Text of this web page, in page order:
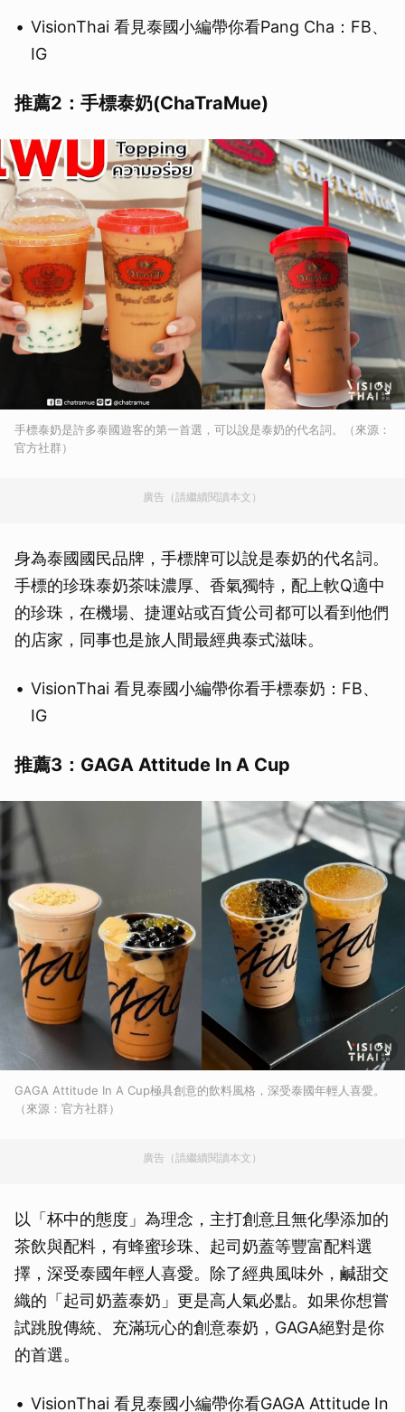
VisionThai 看見泰國小編帶你看Pang Cha：FB、
IG
推薦2：手標泰奶(ChaTraMue)
手標泰奶是許多泰國遊客的第一首選，可以說是泰奶的代名詞。（來源：
官方社群）
廣告（請繼續閱讀本文）
身為泰國國民品牌，手標牌可以說是泰奶的代名詞。
手標的珍珠泰奶茶味濃厚、香氣獨特，配上軟Q適中
的珍珠，在機場、捷運站或百貨公司都可以看到他們
的店家，同事也是旅人間最經典泰式滋味。
VisionThai 看見泰國小編帶你看手標泰奶：FB、
IG
推薦3：GAGA Attitude In A Cup
GAGA Attitude In A Cup極具創意的飲料風格，深受泰國年輕人喜愛。
（來源：官方社群）
廣告（請繼續閱讀本文）
以「杯中的態度」為理念，主打創意且無化學添加的
茶飲與配料，有蜂蜜珍珠、起司奶蓋等豐富配料選
擇，深受泰國年輕人喜愛。除了經典風味外，鹹甜交
織的「起司奶蓋泰奶」更是高人氣必點。如果你想嘗
試跳脫傳統、充滿玩心的創意泰奶，GAGA絕對是你
的首選。
VisionThai 看見泰國小編帶你看GAGA Attitude In